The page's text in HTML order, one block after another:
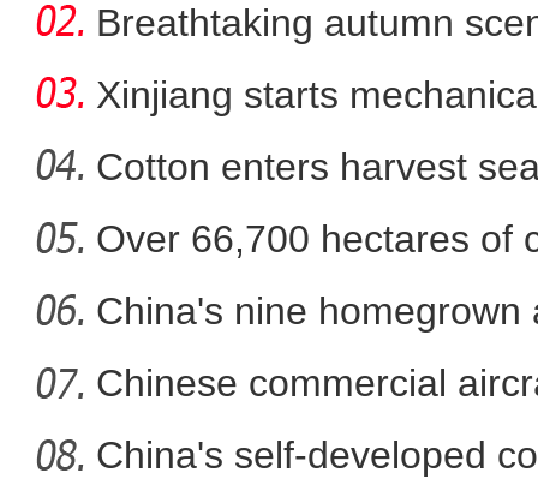
新疆首家数字农批市场在昌
Breathtaking autumn
in
Xinjiang starts
Cotton enters harvest
Over 66,700 hectares of
mech
China's nine homegrown
in
Chinese commercial
fli
China's self-developed